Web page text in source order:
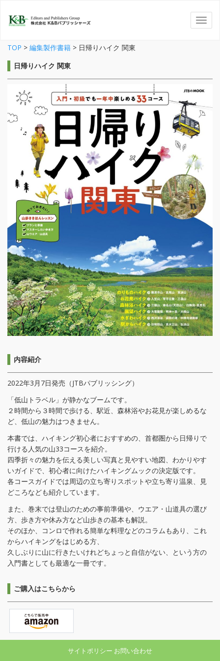
TOP > 編集製作書籍 > 日帰りハイク 関東
日帰りハイク 関東
内容紹介
2022年3月7日発売（JTBパブリッシング）
「低山トラベル」が静かなブームです。
２時間から３時間で歩ける、駅近、森林浴やお花見が楽しめるな
ど、低山の魅力はつきません。
本書では、ハイキング初心者におすすめの、首都圏から日帰りで
行ける人気の山33コースを紹介。
四季折々の魅力を伝える美しい写真と見やすい地図、わかりやす
いガイドで、初心者に向けたハイキングムックの決定版です。
各コースガイドでは周辺の立ち寄りスポットや立ち寄り温泉、見
どころなども紹介しています。
また、巻末では登山のための事前準備や、ウエア・山道具の選び
方、歩き方や休み方など山歩きの基本も解説。
そのほか、コンロで作れる簡単な料理などのコラムもあり、これ
からハイキングをはじめる方、
久しぶりに山に行きたいけれどちょっと自信がない、という方の
入門書としても最適な一冊です。
ご購入はこちらから
サイトポリシー お問い合わせ